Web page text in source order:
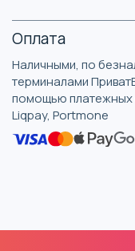
Оплата
Наличными, по
терминалами
помощью платежных
Liqpay, Portmone